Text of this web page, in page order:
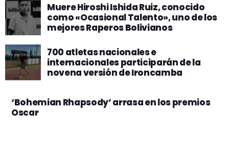
Muere Hiroshi Ishida Ruiz, conocido
como «Ocasional Talento», uno de los
mejores Raperos Bolivianos
700 atletas nacionales e
internacionales participarán de la
novena versión de Ironcamba
‘Bohemian Rhapsody’ arrasa en los premios
Oscar